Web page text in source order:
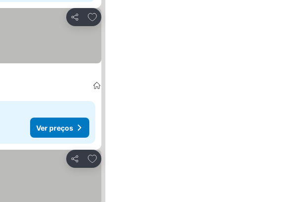
Partilhar
Adicionar aos favoritos
Ver preços
Partilhar
Adicionar aos favoritos